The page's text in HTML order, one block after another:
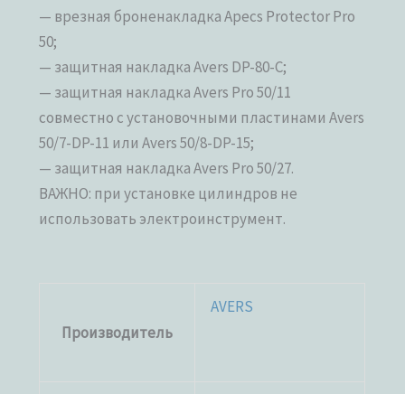
— врезная броненакладка Apecs Protector Pro
50;
— защитная накладка Avers DP-80-C;
— защитная накладка Avers Pro 50/11
совместно с установочными пластинами Avers
50/7-DP-11 или Avers 50/8-DP-15;
— защитная накладка Avers Pro 50/27.
ВАЖНО: при установке цилиндров не
использовать электроинструмент.
Производитель
AVERS